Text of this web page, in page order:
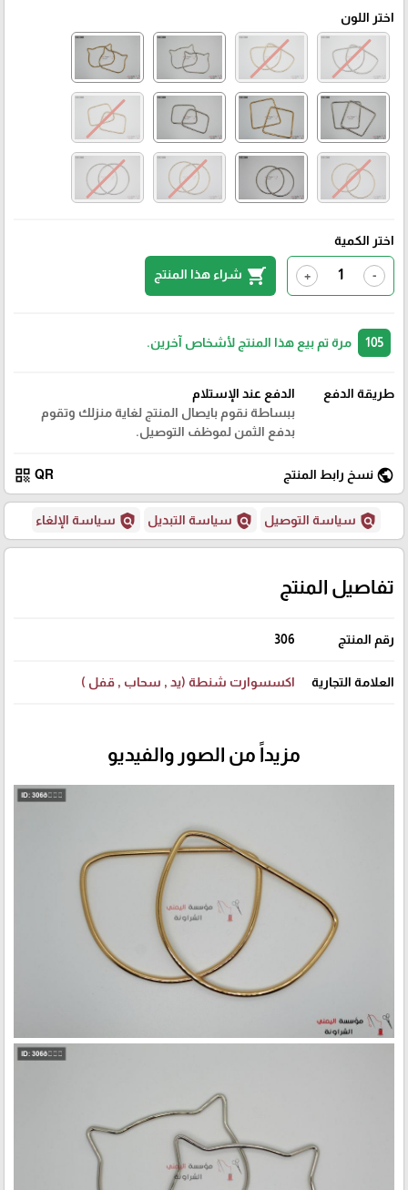
اختر اللون
اختر الكمية
-
+
shopping_cart شراء هذا المنتج
مرة تم بيع هذا المنتج لأشخاص آخرين.
طريقة الدفع
الدفع عند الإستلام
ببساطة نقوم بايصال المنتج لغاية منزلك وتقوم
بدفع الثمن لموظف التوصيل.
public نسخ رابط المنتج QR
qr_code
policy سياسة التوصيل policy سياسة التبديل policy سياسة الإلغاء
تفاصيل المنتج
رقم المنتج 306
العلامة التجارية اكسسوارت شنطة (يد , سحاب , قفل )
مزيداً من الصور والفيديو